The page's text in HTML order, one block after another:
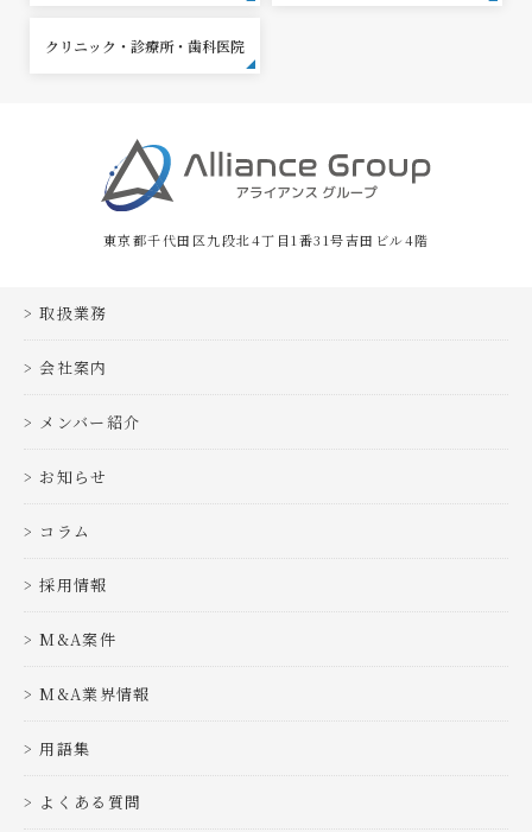
クリニック・診療所・歯科医院
東京都千代田区九段北4丁目1番31号吉田ビル4階
取扱業務
会社案内
メンバー紹介
お知らせ
コラム
採用情報
M&A案件
M&A業界情報
用語集
よくある質問